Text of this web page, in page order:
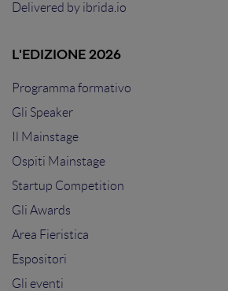
Delivered by ibrida.io
L'EDIZIONE 2026
Programma formativo
Gli Speaker
Il Mainstage
Ospiti Mainstage
Startup Competition
Gli Awards
Area Fieristica
Espositori
Gli eventi